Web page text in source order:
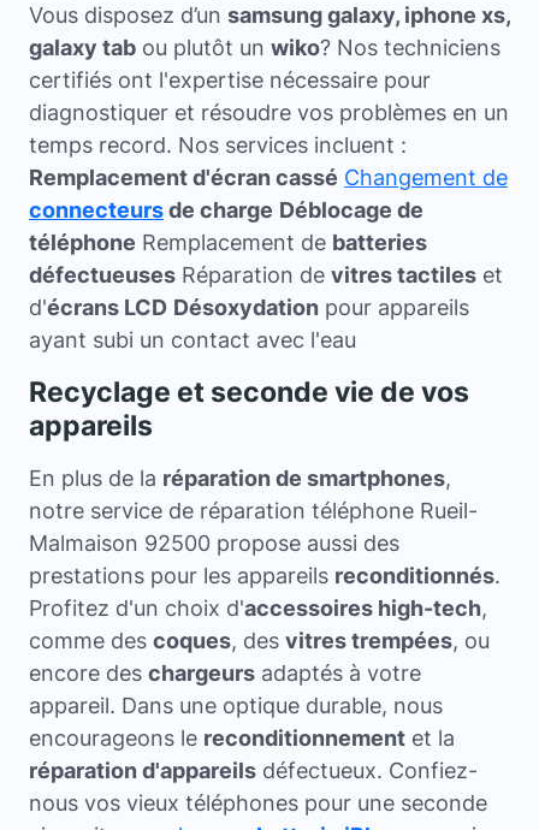
Vous disposez d’un samsung galaxy, iphone xs,
galaxy tab ou plutôt un wiko? Nos techniciens
certifiés ont l'expertise nécessaire pour
diagnostiquer et résoudre vos problèmes en un
temps record. Nos services incluent :
Remplacement d'écran cassé Changement de
connecteursde charge Déblocage de
téléphone Remplacement de batteries
défectueuses Réparation de vitres tactiles et
d'écrans LCD Désoxydation pour appareils
ayant subi un contact avec l'eau
Recyclage et seconde vie de vos
appareils
En plus de la réparation de smartphones,
notre service de réparation téléphone Rueil-
Malmaison 92500 propose aussi des
prestations pour les appareils reconditionnés.
Profitez d'un choix d'accessoires high-tech,
comme des coques, des vitres trempées, ou
encore des chargeurs adaptés à votre
appareil. Dans une optique durable, nous
encourageons le reconditionnement et la
réparation d'appareils défectueux. Confiez-
nous vos vieux téléphones pour une seconde